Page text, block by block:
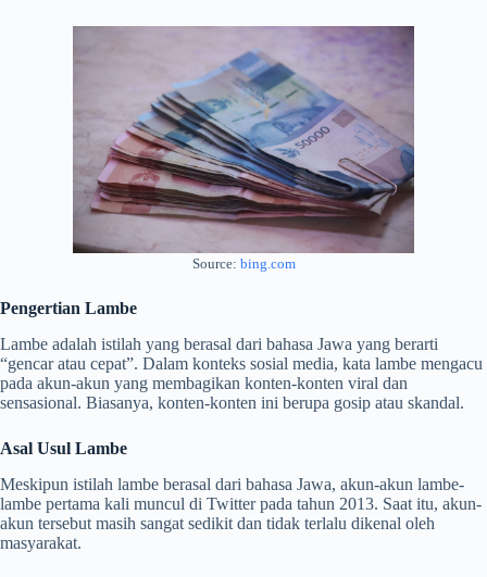
Source: bing.com
Pengertian Lambe
Lambe adalah istilah yang berasal dari bahasa Jawa yang berarti
“gencar atau cepat”. Dalam konteks sosial media, kata lambe mengacu
pada akun-akun yang membagikan konten-konten viral dan
sensasional. Biasanya, konten-konten ini berupa gosip atau skandal.
Asal Usul Lambe
Meskipun istilah lambe berasal dari bahasa Jawa, akun-akun lambe-
lambe pertama kali muncul di Twitter pada tahun 2013. Saat itu, akun-
akun tersebut masih sangat sedikit dan tidak terlalu dikenal oleh
masyarakat.